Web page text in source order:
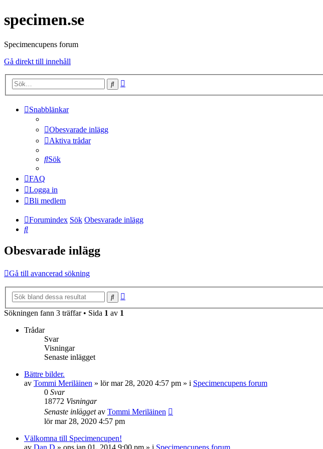
specimen.se
Specimencupens forum
Gå direkt till innehåll
Sök
Snabblänkar
Obesvarade inlägg
Aktiva trådar
Sök
FAQ
Logga in
Bli medlem
Forumindex Sök Obesvarade inlägg
Sök
Obesvarade inlägg
Gå till avancerad sökning
Sök
Sökningen fann 3 träffar • Sida 1 av 1
Trådar
Svar
Visningar
Senaste inlägget
Bättre bilder.
av Tommi Meriläinen » lör mar 28, 2020 4:57 pm » i Specimencupens forum
0 Svar
18772 Visningar
Senaste inläggetav Tommi Meriläinen
lör mar 28, 2020 4:57 pm
Välkomna till Specimencupen!
av Dan D » ons jan 01, 2014 9:00 pm » i Specimencupens forum